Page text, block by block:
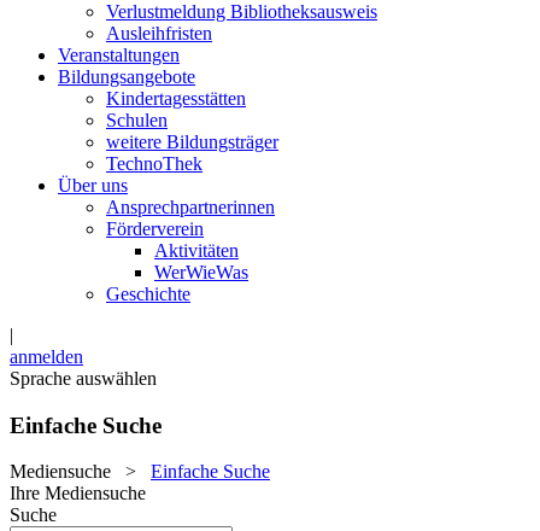
Verlustmeldung Bibliotheksausweis
Ausleihfristen
Veranstaltungen
Bildungsangebote
Kindertagesstätten
Schulen
weitere Bildungsträger
TechnoThek
Über uns
Ansprechpartnerinnen
Förderverein
Aktivitäten
WerWieWas
Geschichte
|
anmelden
Sprache auswählen
Einfache Suche
Mediensuche > Einfache Suche
Ihre Mediensuche
Suche